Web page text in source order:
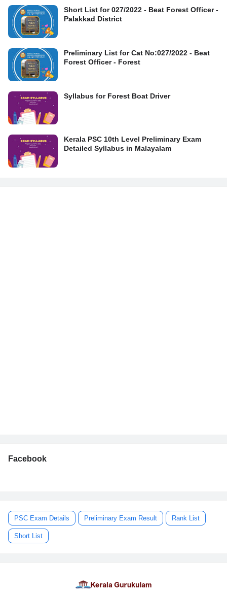
Short List for 027/2022 - Beat Forest Officer -
Palakkad District
Preliminary List for Cat No:027/2022 - Beat
Forest Officer - Forest
Syllabus for Forest Boat Driver
Kerala PSC 10th Level Preliminary Exam
Detailed Syllabus in Malayalam
Facebook
PSC Exam Details Preliminary Exam Result Rank List
Short List